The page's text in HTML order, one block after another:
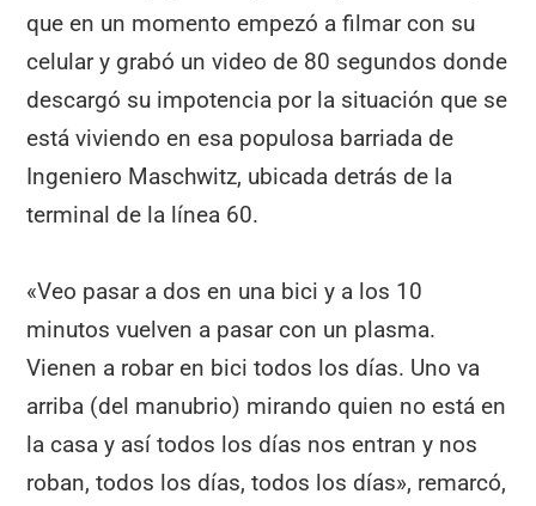
que en un momento empezó a filmar con su
celular y grabó un video de 80 segundos donde
descargó su impotencia por la situación que se
está viviendo en esa populosa barriada de
Ingeniero Maschwitz, ubicada detrás de la
terminal de la línea 60.
«Veo pasar a dos en una bici y a los 10
minutos vuelven a pasar con un plasma.
Vienen a robar en bici todos los días. Uno va
arriba (del manubrio) mirando quien no está en
la casa y así todos los días nos entran y nos
roban, todos los días, todos los días», remarcó,